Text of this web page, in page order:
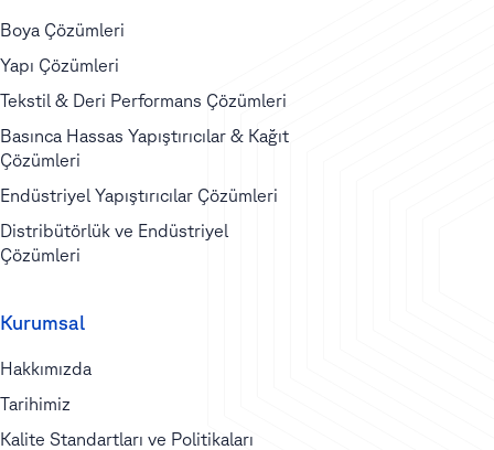
Boya Çözümleri
Yapı Çözümleri
Tekstil & Deri Performans Çözümleri
Basınca Hassas Yapıştırıcılar & Kağıt
Çözümleri
Endüstriyel Yapıştırıcılar Çözümleri
Distribütörlük ve Endüstriyel
Çözümleri
Kurumsal
Hakkımızda
Tarihimiz
Kalite Standartları ve Politikaları